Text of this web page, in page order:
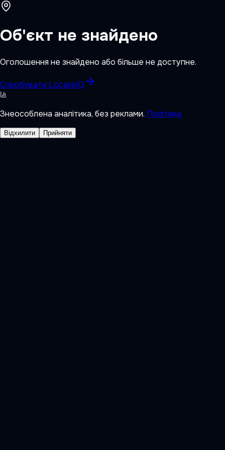
Об'єкт не знайдено
Оголошення не знайдено або більше не доступне.
Спробувати LocateIQ
Знеособлена аналітика, без реклами. Політика
Відхилити Прийняти